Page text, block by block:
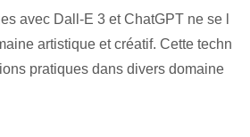
avec Dall-E 3⁣ et ChatGPT ne se l
artistique et créatif. Cette techn
pratiques dans divers domaine